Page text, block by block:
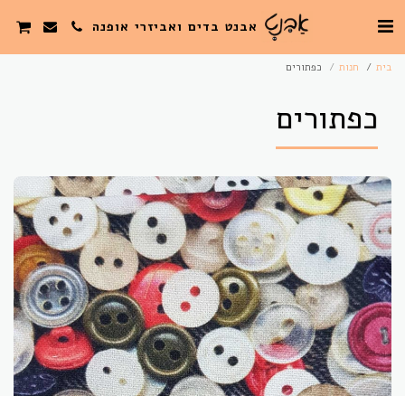
אבנט בדים ואביזרי אופנה
בית חנות כפתורים
כפתורים